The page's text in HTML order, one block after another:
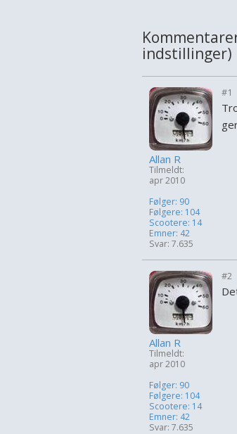
indstillinger)
Allan R
Tilmeldt:
apr 2010
Følger: 90
Følgere: 104
Scootere: 14
Emner: 42
Svar: 7.635
#1
Allan R
Tilmeldt:
apr 2010
Følger: 90
Følgere: 104
Scootere: 14
Emner: 42
Svar: 7.635
#2